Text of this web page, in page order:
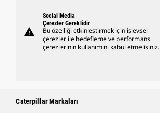
warning
Social Media
Çerezler Gereklidir
Bu özelliği etkinleştirmek için işlevsel
çerezler ile hedefleme ve performans
çerezlerinin kullanımını kabul etmelisiniz.
Caterpillar Markaları